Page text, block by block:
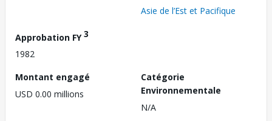
Asie de l’Est et Pacifique
Approbation FY3
1982
Montant engagé
USD 0.00 millions
Catégorie
Environnementale
N/A